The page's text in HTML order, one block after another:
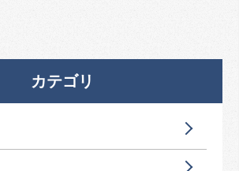
カテゴリ